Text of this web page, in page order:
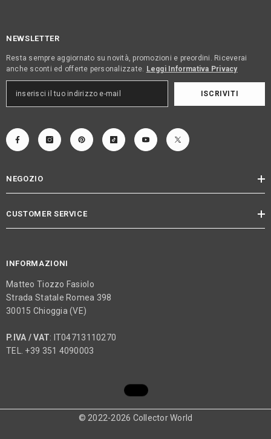
NEWSLETTER
Resta sempre aggiornato su novità, promozioni e preordini. Riceverai
anche sconti ed offerte personalizzate. Leggi Informativa Privacy
ISCRIVITI
NEGOZIO
CUSTOMER SERVICE
INFORMAZIONI
Matteo Tiozzo Fasiolo
Strada Statale Romea 398
30015 Chioggia (VE)
P.IVA / VAT: IT04713110270
TEL. +39 351 4090003
© 2022-2026 Collector World